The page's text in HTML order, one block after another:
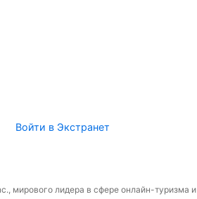
Войти в Экстранет
мирового лидера в сфере онлайн-туризма